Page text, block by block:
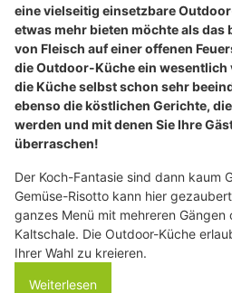
eine vielseitig einsetzbare
etwas mehr bieten möchte als das
von Fleisch auf einer offenen
die Outdoor-Küche ein
die Küche selbst schon sehr
ebenso die köstlichen Gerichte,
werden und mit denen Sie Ihre
überraschen!
Der Koch-Fantasie sind dann kaum
Gemüse-Risotto kann hier
ganzes Menü mit mehreren
Kaltschale. Die Outdoor-Küche
Ihrer Wahl zu kreieren.
Weiterlesen